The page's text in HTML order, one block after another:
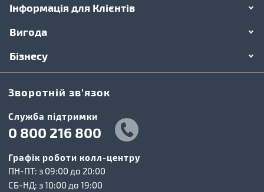
Інформація для Клієнтів
Вигода
Бізнесу
Зворотній зв'язок
Cлужба підтримки
0 800 216 800
Графік роботи колл-центру
ПН-ПТ: з 09:00 до 20:00
СБ-НД: з 10:00 до 19:00